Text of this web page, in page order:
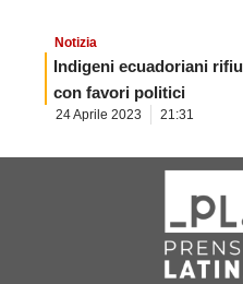
Notizia
Indigeni ecuadoriani
con favori politici
24 Aprile 2023 21:31